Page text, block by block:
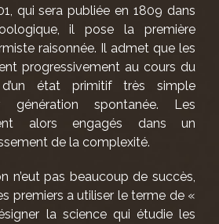
qui sera publiée en 1809 dans
il pose la première
raisonnée. Il admet que les
progressivement au cours du
état primitif très simple
génération spontanée. Les
alors engagés dans un
de la complexité.
n’eut pas beaucoup de succès,
premiers a utiliser le terme de «
la science qui étudie les